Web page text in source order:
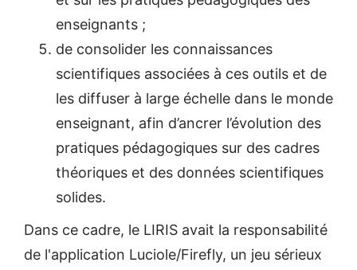
enseignants ;
de consolider les connaissances
scientifiques associées à ces outils et de
les diffuser à large échelle dans le monde
enseignant, afin d’ancrer l’évolution des
pratiques pédagogiques sur des cadres
théoriques et des données scientifiques
solides.
Dans ce cadre, le LIRIS avait la responsabilité
de l'application Luciole/Firefly, un jeu sérieux